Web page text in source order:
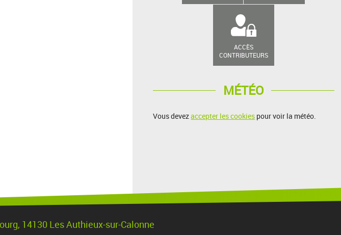
ACCÈS
CONTRIBUTEURS
MÉTÉO
Vous devezaccepter les cookies pour voir la météo.
14130 Les Authieux-sur-Calonne